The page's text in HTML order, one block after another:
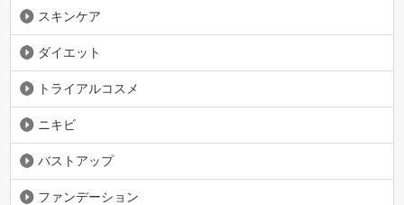
スキンケア
ダイエット
トライアルコスメ
ニキビ
バストアップ
ファンデーション